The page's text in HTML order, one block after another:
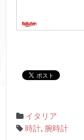
イタリア
時計, 腕時計